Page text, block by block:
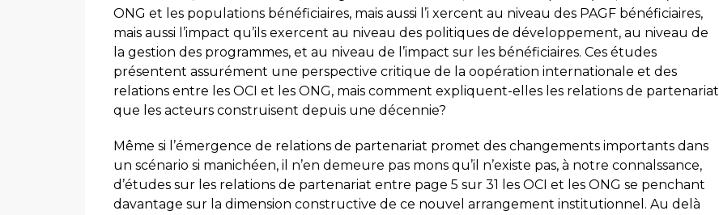
ONG et les populations bénéficiaires, mais aussi l’i xercent au niveau des PAGF bénéficiaires,
mais aussi l’impact qu’ils exercent au niveau des politiques de développement, au niveau de
la gestion des programmes, et au niveau de l’impact sur les bénéficiaires. Ces études
présentent assurément une perspective critique de la oopération internationale et des
relations entre les OCI et les ONG, mais comment expliquent-elles les relations de partenariat
que les acteurs construisent depuis une décennie?
Même si l’émergence de relations de partenariat promet des changements importants dans
un scénario si manichéen, il n’en demeure pas mons qu’il n’existe pas, à notre connalssance,
d’études sur les relations de partenariat entre page 5 sur 31 les OCI et les ONG se penchant
davantage sur la dimension constructive de ce nouvel arrangement institutionnel. Au delà